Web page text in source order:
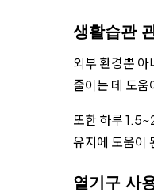
생활습관
외부 환경뿐
줄이는 데 도
또한 하루
유지에 도움이
열기구 사